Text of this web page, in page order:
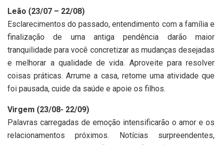
Leão (23/07 – 22/08)
Esclarecimentos do passado, entendimento com a família e
finalização de uma antiga pendência darão maior
tranquilidade para você concretizar as mudanças desejadas
e melhorar a qualidade de vida. Aproveite para resolver
coisas práticas. Arrume a casa, retome uma atividade que
foi pausada, cuide da saúde e apoie os filhos.
Virgem (23/08- 22/09)
Palavras carregadas de emoção intensificarão o amor e os
relacionamentos próximos. Notícias surpreendentes,